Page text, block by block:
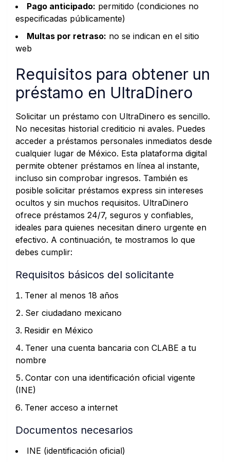
Pago anticipado: permitido (condiciones no
especificadas públicamente)
Multas por retraso: no se indican en el sitio
web
Requisitos para obtener un
préstamo en UltraDinero
Solicitar un préstamo con UltraDinero es sencillo.
No necesitas historial crediticio ni avales. Puedes
acceder a préstamos personales inmediatos desde
cualquier lugar de México. Esta plataforma digital
permite obtener préstamos en línea al instante,
incluso sin comprobar ingresos. También es
posible solicitar préstamos express sin intereses
ocultos y sin muchos requisitos. UltraDinero
ofrece préstamos 24/7, seguros y confiables,
ideales para quienes necesitan dinero urgente en
efectivo. A continuación, te mostramos lo que
debes cumplir:
Requisitos básicos del solicitante
Tener al menos 18 años
Ser ciudadano mexicano
Residir en México
Tener una cuenta bancaria con CLABE a tu
nombre
Contar con una identificación oficial vigente
(INE)
Tener acceso a internet
Documentos necesarios
INE (identificación oficial)